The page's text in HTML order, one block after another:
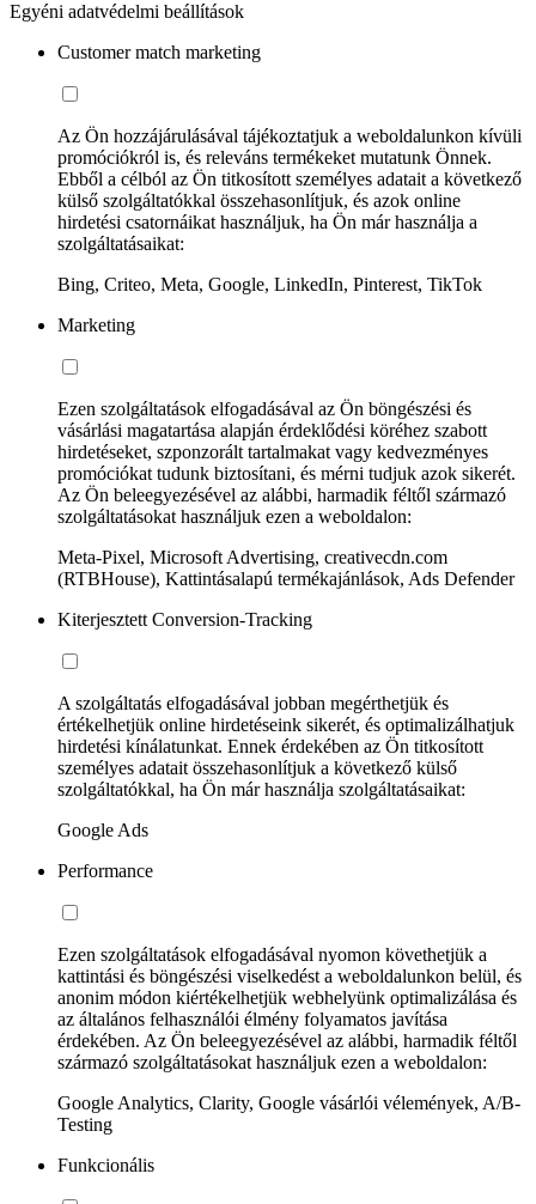
Egyéni adatvédelmi beállítások
Customer match marketing
Az Ön hozzájárulásával tájékoztatjuk a weboldalunkon kívüli
promóciókról is, és releváns termékeket mutatunk Önnek.
Ebből a célból az Ön titkosított személyes adatait a következő
külső szolgáltatókkal összehasonlítjuk, és azok online
hirdetési csatornáikat használjuk, ha Ön már használja a
szolgáltatásaikat:
Bing, Criteo, Meta, Google, LinkedIn, Pinterest, TikTok
Marketing
Ezen szolgáltatások elfogadásával az Ön böngészési és
vásárlási magatartása alapján érdeklődési köréhez szabott
hirdetéseket, szponzorált tartalmakat vagy kedvezményes
promóciókat tudunk biztosítani, és mérni tudjuk azok sikerét.
Az Ön beleegyezésével az alábbi, harmadik féltől származó
szolgáltatásokat használjuk ezen a weboldalon:
Meta-Pixel, Microsoft Advertising, creativecdn.com
(RTBHouse), Kattintásalapú termékajánlások, Ads Defender
Kiterjesztett Conversion-Tracking
A szolgáltatás elfogadásával jobban megérthetjük és
értékelhetjük online hirdetéseink sikerét, és optimalizálhatjuk
hirdetési kínálatunkat. Ennek érdekében az Ön titkosított
személyes adatait összehasonlítjuk a következő külső
szolgáltatókkal, ha Ön már használja szolgáltatásaikat:
Google Ads
Performance
Ezen szolgáltatások elfogadásával nyomon követhetjük a
kattintási és böngészési viselkedést a weboldalunkon belül, és
anonim módon kiértékelhetjük webhelyünk optimalizálása és
az általános felhasználói élmény folyamatos javítása
érdekében. Az Ön beleegyezésével az alábbi, harmadik féltől
származó szolgáltatásokat használjuk ezen a weboldalon:
Google Analytics, Clarity, Google vásárlói vélemények, A/B-
Testing
Funkcionális